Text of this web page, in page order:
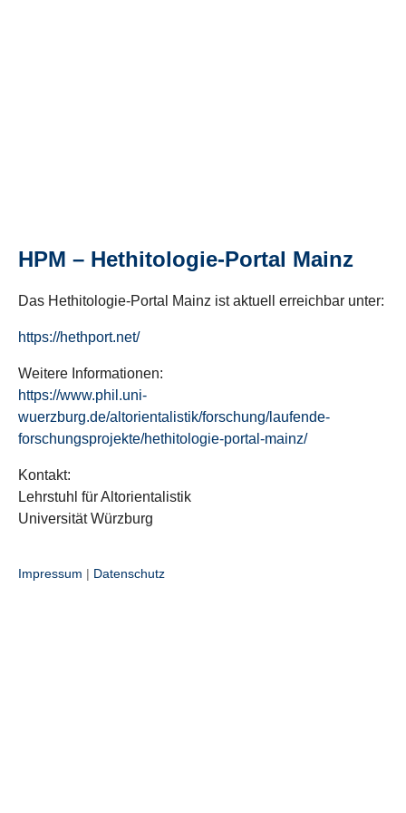
HPM – Hethitologie-Portal Mainz
Das Hethitologie-Portal Mainz ist aktuell erreichbar unter:
https://hethport.net/
Weitere Informationen:
https://www.phil.uni-
wuerzburg.de/altorientalistik/forschung/laufende-
forschungsprojekte/hethitologie-portal-mainz/
Kontakt:
Lehrstuhl für Altorientalistik
Universität Würzburg
Impressum | Datenschutz